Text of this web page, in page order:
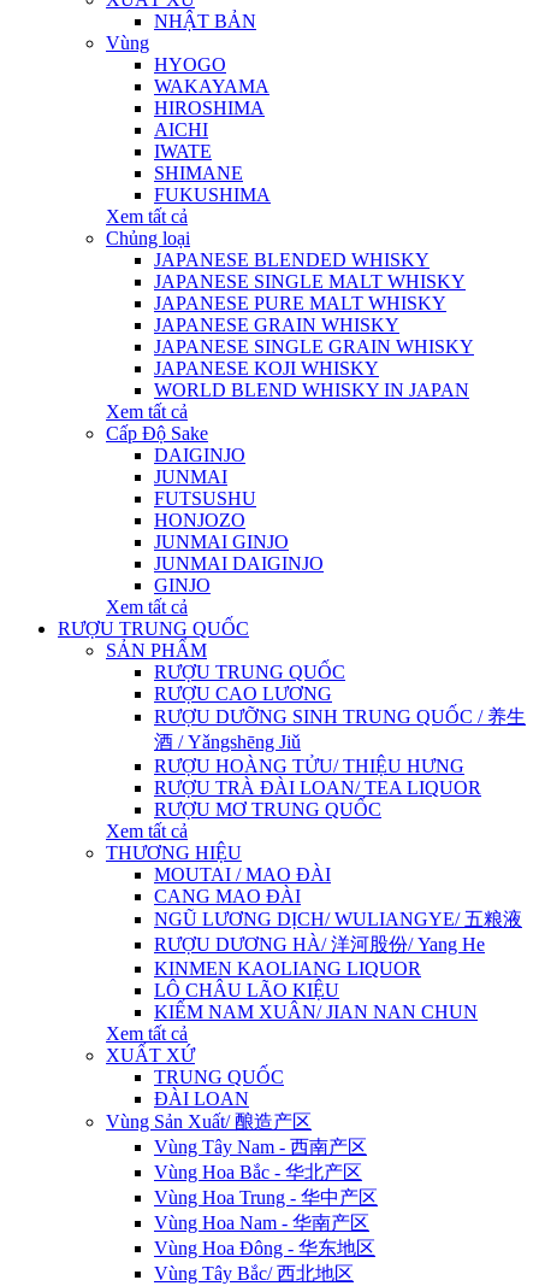
NHẬT BẢN
Vùng
HYOGO
WAKAYAMA
HIROSHIMA
AICHI
IWATE
SHIMANE
FUKUSHIMA
Xem tất cả
Chủng loại
JAPANESE BLENDED WHISKY
JAPANESE SINGLE MALT WHISKY
JAPANESE PURE MALT WHISKY
JAPANESE GRAIN WHISKY
JAPANESE SINGLE GRAIN WHISKY
JAPANESE KOJI WHISKY
WORLD BLEND WHISKY IN JAPAN
Xem tất cả
Cấp Độ Sake
DAIGINJO
JUNMAI
FUTSUSHU
HONJOZO
JUNMAI GINJO
JUNMAI DAIGINJO
GINJO
Xem tất cả
RƯỢU TRUNG QUỐC
SẢN PHẨM
RƯỢU TRUNG QUỐC
RƯỢU CAO LƯƠNG
RƯỢU DƯỠNG SINH TRUNG QUỐC / 养生
酒 / Yǎngshēng Jiǔ
RƯỢU HOÀNG TỬU/ THIỆU HƯNG
RƯỢU TRÀ ĐÀI LOAN/ TEA LIQUOR
RƯỢU MƠ TRUNG QUỐC
Xem tất cả
THƯƠNG HIỆU
MOUTAI / MAO ĐÀI
CANG MAO ĐÀI
NGŨ LƯƠNG DỊCH/ WULIANGYE/ 五粮液
RƯỢU DƯƠNG HÀ/ 洋河股份/ Yang He
KINMEN KAOLIANG LIQUOR
LÔ CHÂU LÃO KIỆU
KIẾM NAM XUÂN/ JIAN NAN CHUN
Xem tất cả
XUẤT XỨ
TRUNG QUỐC
ĐÀI LOAN
Vùng Sản Xuất/ 酿造产区
Vùng Tây Nam - 西南产区
Vùng Hoa Bắc - 华北产区
Vùng Hoa Trung - 华中产区
Vùng Hoa Nam - 华南产区
Vùng Hoa Đông - 华东地区
Vùng Tây Bắc/ 西北地区